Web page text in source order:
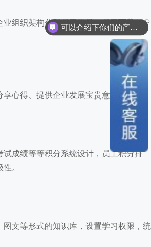
组织架构分配员工账号，员工下载APP
心得、提供企业发展宝贵意见。
成绩等等积分系统设计，员工积分排
。
文等形式的知识库，设置学习权限，统
可以介绍下你们的产品么？
你们是怎么收费的呢？